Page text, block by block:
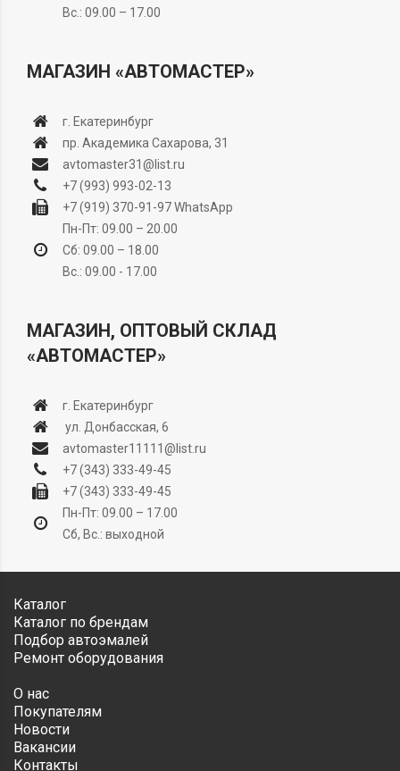
Вс.: 09.00 – 17.00
МАГАЗИН «АВТОМАСТЕР»
г. Екатеринбург
пр. Академика Сахарова, 31
avtomaster31@list.ru
+7 (993) 993-02-13
+7 (919) 370-91-97WhatsApp
Пн-Пт: 09.00 – 20.00
Сб: 09.00 – 18.00
Вс.: 09.00 - 17.00
МАГАЗИН, ОПТОВЫЙ СКЛАД
«АВТОМАСТЕР»
г. Екатеринбург
ул. Донбасская, 6
avtomaster11111@list.ru
+7 (343) 333-49-45
+7 (343) 333-49-45
Пн-Пт: 09.00 – 17.00
Сб, Вс.: выходной
Каталог
Каталог по брендам
Подбор автоэмалей
Ремонт оборудования
О нас
Покупателям
Новости
Вакансии
Контакты